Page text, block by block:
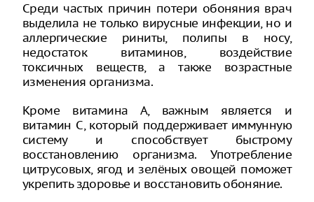
Среди частых причин потери обоняния врач
выделила не только вирусные инфекции, но и
аллергические риниты, полипы в носу,
недостаток витаминов, воздействие
токсичных веществ, а также возрастные
изменения организма.
Кроме витамина А, важным является и
витамин С, который поддерживает иммунную
систему и способствует быстрому
восстановлению организма. Употребление
цитрусовых, ягод и зелёных овощей поможет
укрепить здоровье и восстановить обоняние.